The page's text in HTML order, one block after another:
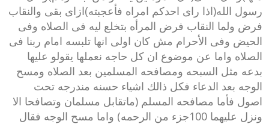
رسول الله(اذا راى احدكم امراه فأعجبته)ازاى بقى والنقاب
فرض ولما النقاب فرض المرأه بتخلع ليه فى الصلاه وفى
الحيض وفى الأحرام مش كان اولى انها تلبسه امام ربنا فى
الصلاه واما عن موضوع ان كل حاجه نعملها يقولو عليها
بدعه مثل السبحه ومصافحه المسلمين بعد الصلاه ومسح
الوجه بعد الدعاء فكل ذالك اشياء حسنه مندرجه تحت
اصول فأما مصافحه المسلم (ماتقابل مسلمان وتصافحا الا
ونزل عليهما 100جزء من الرحمه) واما مسح الوجه فقال